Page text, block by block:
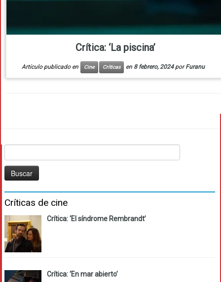
Crítica: ‘La piscina’
Artículo publicado en Cine Críticas en 8 febrero, 2024 porFuranu
Críticas de cine
Crítica: ‘El síndrome Rembrandt’
Crítica: ‘En mar abierto’